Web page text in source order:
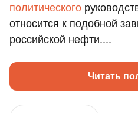
политического
относится к подобной
российской нефти....
Читать